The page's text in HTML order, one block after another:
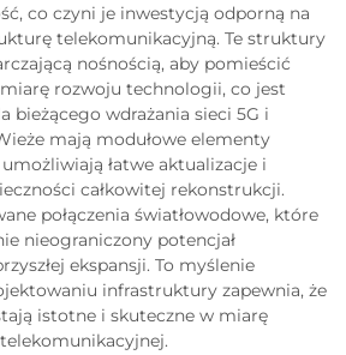
co czyni je inwestycją odporną na
telekomunikacyjną. Te struktury
nośnością, aby pomieścić
rozwoju technologii, co jest
bieżącego wdrażania sieci 5G i
mają modułowe elementy
łatwe aktualizacje i
całkowitej rekonstrukcji.
połączenia światłowodowe, które
nieograniczony potencjał
ekspansji. To myślenie
infrastruktury zapewnia, że
istotne i skuteczne w miarę